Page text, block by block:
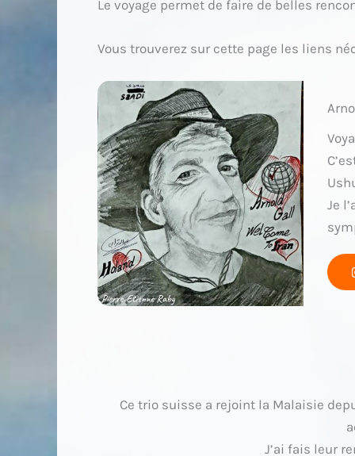
Le voyage permet de faire de belles
Vous trouverez sur cette page les liens
Je
Ce trio suisse a rejoint la Malaisie
J’ai fais leur